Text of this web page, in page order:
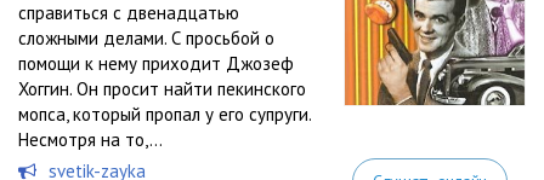
справиться с двенадцатью
сложными делами. С просьбой о
помощи к нему приходит Джозеф
Хоггин. Он просит найти пекинского
мопса, который пропал у его супруги.
Несмотря на то,...
svetik-zayka